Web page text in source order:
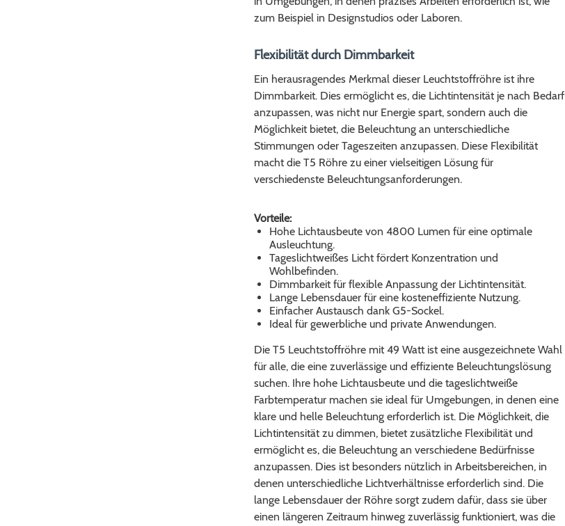
zum Beispiel in Designstudios oder Laboren.
Flexibilität durch Dimmbarkeit
Ein herausragendes Merkmal dieser Leuchtstoffröhre ist ihre
Dimmbarkeit. Dies ermöglicht es, die Lichtintensität je nach Bedarf
anzupassen, was nicht nur Energie spart, sondern auch die
Möglichkeit bietet, die Beleuchtung an unterschiedliche
Stimmungen oder Tageszeiten anzupassen. Diese Flexibilität
macht die T5 Röhre zu einer vielseitigen Lösung für
verschiedenste Beleuchtungsanforderungen.
Vorteile:
Hohe Lichtausbeute von 4800 Lumen für eine optimale
Ausleuchtung.
Tageslichtweißes Licht fördert Konzentration und
Wohlbefinden.
Dimmbarkeit für flexible Anpassung der Lichtintensität.
Lange Lebensdauer für eine kosteneffiziente Nutzung.
Einfacher Austausch dank G5-Sockel.
Ideal für gewerbliche und private Anwendungen.
Die T5 Leuchtstoffröhre mit 49 Watt ist eine ausgezeichnete Wahl
für alle, die eine zuverlässige und effiziente Beleuchtungslösung
suchen. Ihre hohe Lichtausbeute und die tageslichtweiße
Farbtemperatur machen sie ideal für Umgebungen, in denen eine
klare und helle Beleuchtung erforderlich ist. Die Möglichkeit, die
Lichtintensität zu dimmen, bietet zusätzliche Flexibilität und
ermöglicht es, die Beleuchtung an verschiedene Bedürfnisse
anzupassen. Dies ist besonders nützlich in Arbeitsbereichen, in
denen unterschiedliche Lichtverhältnisse erforderlich sind. Die
lange Lebensdauer der Röhre sorgt zudem dafür, dass sie über
einen längeren Zeitraum hinweg zuverlässig funktioniert, was die